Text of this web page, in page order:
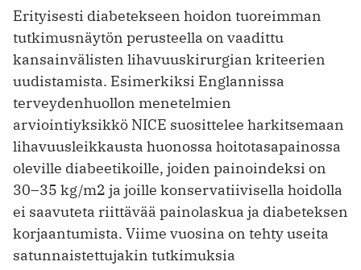
Erityisesti diabetekseen hoidon tuoreimman
tutkimusnäytön perusteella on vaadittu
kansainvälisten lihavuuskirurgian kriteerien
uudistamista. Esimerkiksi Englannissa
terveydenhuollon menetelmien
arviointiyksikkö NICE suosittelee harkitsemaan
lihavuusleikkausta huonossa hoitotasapainossa
oleville diabeetikoille, joiden painoindeksi on
30–35 kg/m2 ja joille konservatiivisella hoidolla
ei saavuteta riittävää painolaskua ja diabeteksen
korjaantumista. Viime vuosina on tehty useita
satunnaistettujakin tutkimuksia